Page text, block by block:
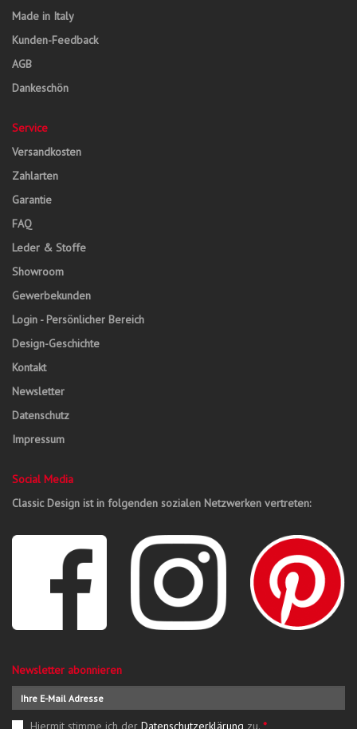
Made in Italy
Kunden-Feedback
AGB
Dankeschön
Service
Versandkosten
Zahlarten
Garantie
FAQ
Leder & Stoffe
Showroom
Gewerbekunden
Login - Persönlicher Bereich
Design-Geschichte
Kontakt
Newsletter
Datenschutz
Impressum
Social Media
Classic Design ist in folgenden sozialen Netzwerken vertreten:
Newsletter abonnieren
Hiermit stimme ich der Datenschutzerklärung zu. *